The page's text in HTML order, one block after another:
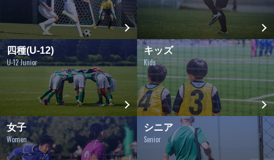
四種(U-12)
U-12 Junior
キッズ
Kids
女子
Women
シニア
Senior